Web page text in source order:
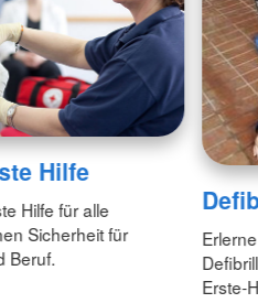
Hilfe
Hilfe für alle
Sicherheit für
Beruf.
Erste-